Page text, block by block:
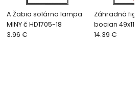
A Žabia solárna lampa
MINY č HD1705-18
3.96 €
Záhradná
bocian
1005195
14.39 €